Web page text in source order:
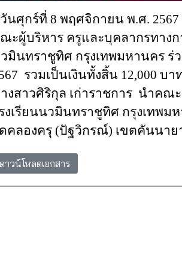
วันศุกร์ที่ 8 พฤศจิกายน พ.ศ.
ะผู้บริหาร ครูและบุคลากรทางก
มินทราชูทิศ กรุงเทพมหานคร
รวมเป็นเงินทั้งสิ้น 12,000
งสาวศิริกุล เก่าราชการ นำคณ
งเรียนนวมินทราชูทิศ กรุงเทพ
คลองครุ (ปัฐวิกรณ์) เขตคันนาย
ดาวน์โหลดเอกสาร